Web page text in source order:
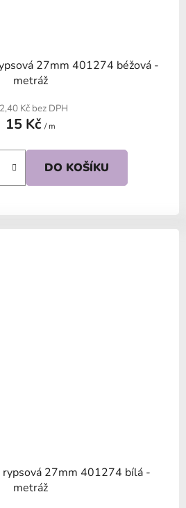
27mm 401274 béžová -
metráž
Kč bez DPH
15 Kč / m
DO KOŠÍKU
rypsová 27mm 401274 bílá -
metráž